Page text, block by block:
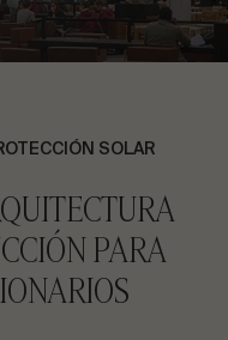
SOLAR
PARA